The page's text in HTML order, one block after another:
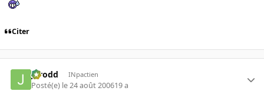
Citer
Jarodd INpactien
Posté(e) le 24 août 200619 a